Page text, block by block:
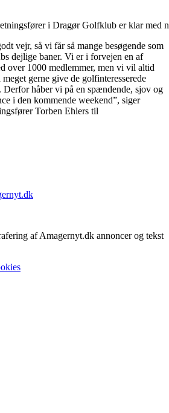
i Dragør Golfklub er klar med
vejr, så vi får så mange besøgende som
dejlige baner. Vi er i forvejen en af
over 1000 medlemmer, men vi vil altid
gerne give de golfinteresserede
Derfor håber vi på en spændende, sjov og
i den kommende weekend”, siger
Torben Ehlers til
af Amagernyt.dk annoncer og tekst